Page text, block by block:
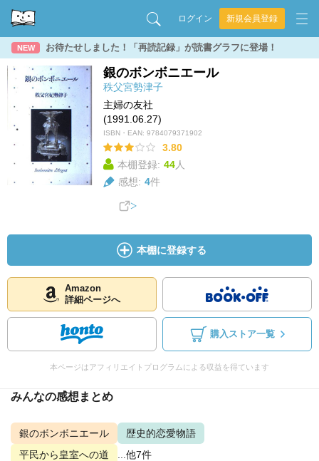
ログイン 新規会員登録
NEW お待たせしました！「再読記録」が読書グラフに登場！
銀のボンボニエール
秩父宮勢津子
主婦の友社
(1991.06.27)
ISBN・EAN: 9784079371902
3.80
本棚登録: 44人
感想: 4件
本棚に登録する
Amazon
詳細ページへ
購入ストア一覧
本ページはアフィリエイトプログラムによる収益を得ています
みんなの感想まとめ
銀のボンボニエール
歴史的恋愛物語
平民から皇室への道
...他7件